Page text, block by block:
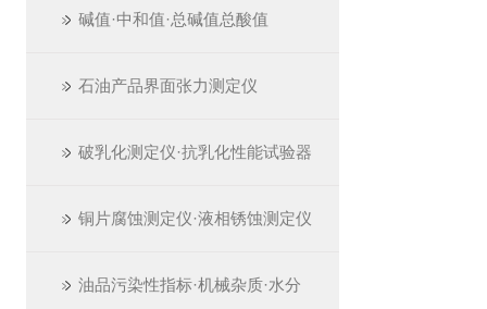
碱值·中和值·总碱值总酸值
石油产品界面张力测定仪
破乳化测定仪·抗乳化性能试验器
铜片腐蚀测定仪·液相锈蚀测定仪
油品污染性指标·机械杂质·水分